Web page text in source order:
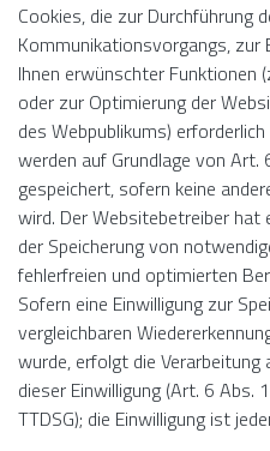
Cookies, die zur Durchführung
Kommunikationsvorgangs,
Ihnen erwünschter Funktionen
oder zur Optimierung der
des Webpublikums)
werden auf Grundlage von Art.
gespeichert, sofern keine
wird. Der Websitebetreiber
der Speicherung von
fehlerfreien und optimierten
Sofern eine Einwilligung zur
vergleichbaren
wurde, erfolgt die Verarbeitung
dieser Einwilligung (Art. 6 Abs.
TTDSG); die Einwilligung ist